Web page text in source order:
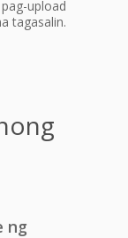
upload
tagasalin.
ng